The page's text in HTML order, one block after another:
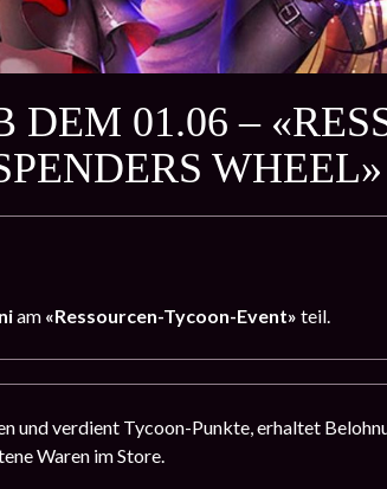
DEM 01.06 –
am «Ressourcen-Tycoon-Event» teil.
und verdient Tycoon-Punkte, erhaltet
Waren im Store.